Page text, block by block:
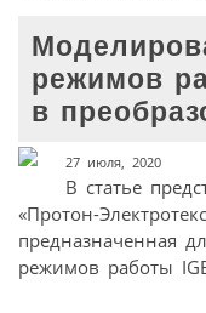
режимов
в
27 июля, 2020
В статье
«Протон-
предназначенная
режимов работы